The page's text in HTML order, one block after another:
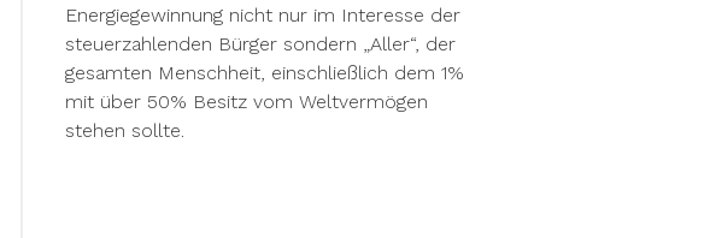
Energiegewinnung nicht nur im Interesse der
steuerzahlenden Bürger sondern „Aller“, der
gesamten Menschheit, einschließlich dem 1%
mit über 50% Besitz vom Weltvermögen
stehen sollte.